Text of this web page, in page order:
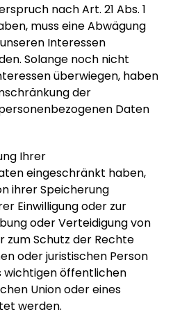
nach Art. 21 Abs. 1
muss eine Abwägung
Interessen
Solange noch nicht
überwiegen, haben
der
Daten
Ihrer
eingeschränkt haben,
ihrer Speicherung
Einwilligung oder zur
oder Verteidigung von
zum Schutz der Rechte
oder juristischen Person
wichtigen öffentlichen
Union oder eines
werden.